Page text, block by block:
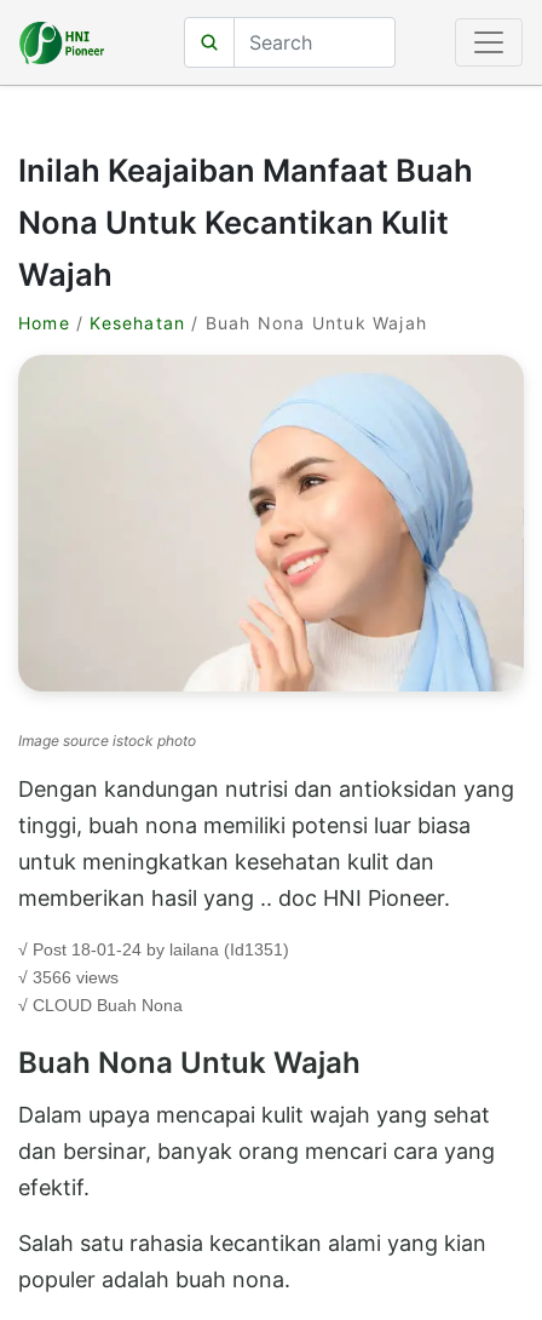
Inilah Keajaiban Manfaat Buah
Nona Untuk Kecantikan Kulit
Wajah
Home / Kesehatan / Buah Nona Untuk Wajah
Image source istock photo
Dengan kandungan nutrisi dan antioksidan yang
tinggi, buah nona memiliki potensi luar biasa
untuk meningkatkan kesehatan kulit dan
memberikan hasil yang .. doc HNI Pioneer.
√ Post 18-01-24 by lailana (Id1351)
√ 3566 views
√ CLOUD Buah Nona
Buah Nona Untuk Wajah
Dalam upaya mencapai kulit wajah yang sehat
dan bersinar, banyak orang mencari cara yang
efektif.
Salah satu rahasia kecantikan alami yang kian
populer adalah buah nona.